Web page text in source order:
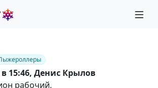
15:46, Денис Крылов
рабочий.